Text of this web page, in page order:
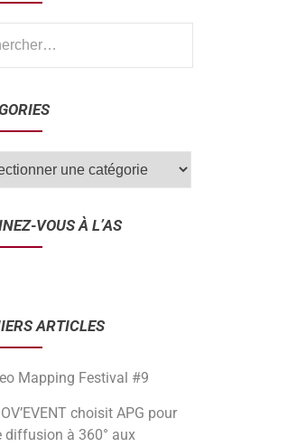
VOUS À L’AS
ARTICLES
Mapping Festival #9
choisit APG pour
diffusion à 360° aux